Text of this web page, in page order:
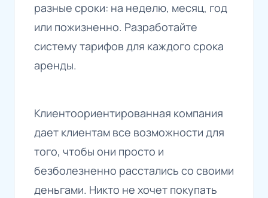
разные сроки: на неделю, месяц, год
или пожизненно. Разработайте
систему тарифов для каждого срока
аренды.
Клиентоориентированная компания
дает клиентам все возможности для
того, чтобы они просто и
безболезненно расстались со своими
деньгами. Никто не хочет покупать